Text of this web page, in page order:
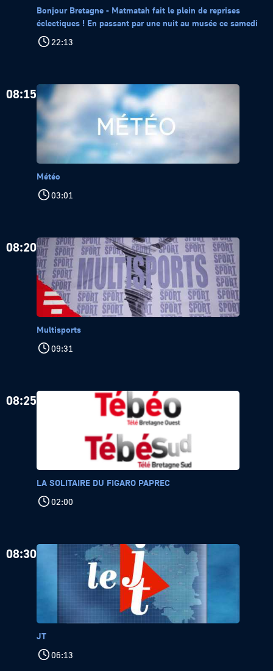
Bonjour Bretagne - Matmatah fait le plein de reprises
éclectiques ! En passant par une nuit au musée ce samedi
22:13
08:15
Météo
03:01
08:20
Multisports
09:31
08:25
LA SOLITAIRE DU FIGARO PAPREC
02:00
08:30
JT
06:13